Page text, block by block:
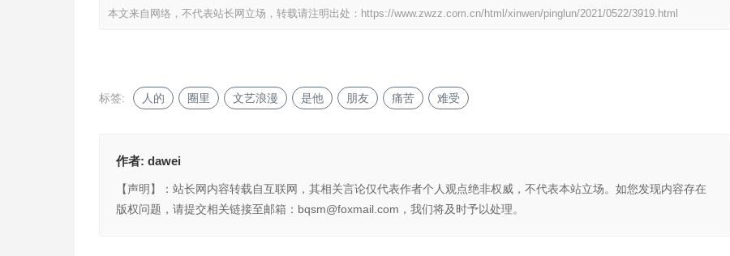
本文来自网络，不代表站长网立场，转载请注明出处： https://www.zwzz.com.cn/html/xinwen/pinglun/2021/0522/3919.html
标签: 人的 圈里 文艺浪漫 是他 朋友 痛苦 难受
作者: dawei
【声明】：站长网内容转载自互联网，其相关言论仅代表作者个人观点绝非权威，不代表本站立场。如您发现内容存在
版权问题，请提交相关链接至邮箱：bqsm@foxmail.com，我们将及时予以处理。